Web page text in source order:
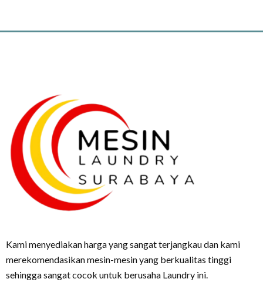
Kami menyediakan harga yang sangat terjangkau dan kami
merekomendasikan mesin-mesin yang berkualitas tinggi
sehingga sangat cocok untuk berusaha Laundry ini.